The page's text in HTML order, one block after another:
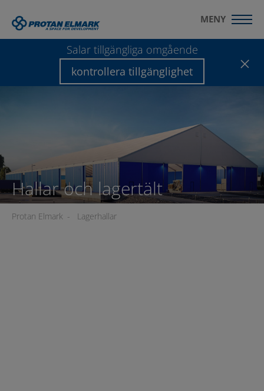
Salar tillgängliga omgående
kontrollera tillgänglighet
MENY
Hallar och lagertält
Protan Elmark - Lagerhallar